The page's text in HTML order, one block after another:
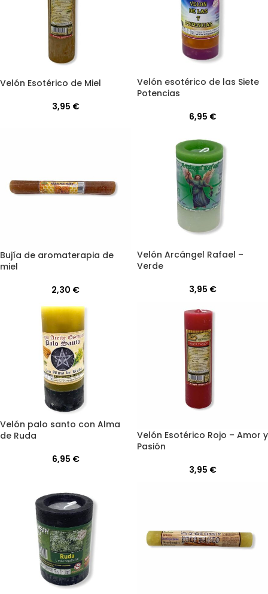
Velón Esotérico de Miel
3,95 €
Velón esotérico de las Siete
Potencias
6,95 €
Bujía de aromaterapia de
miel
2,30 €
Velón Arcángel Rafael –
Verde
3,95 €
Velón palo santo con Alma
de Ruda
6,95 €
Velón Esotérico Rojo – Amor y
Pasión
3,95 €